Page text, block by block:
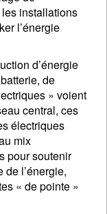
installations
l’énergie
d’énergie
de
» voient
central, ces
électriques
mix
pour soutenir
l’énergie,
« de pointe »